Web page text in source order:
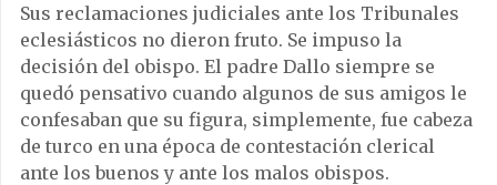
Sus reclamaciones judiciales ante los Tribunales
eclesiásticos no dieron fruto. Se impuso la
decisión del obispo. El padre Dallo siempre se
quedó pensativo cuando algunos de sus amigos le
confesaban que su figura, simplemente, fue cabeza
de turco en una época de contestación clerical
ante los buenos y ante los malos obispos.